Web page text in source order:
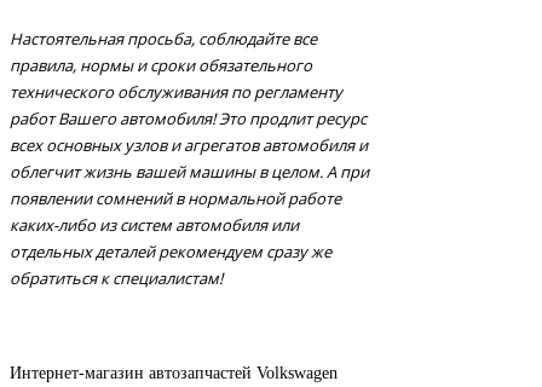
Настоятельная просьба, соблюдайте все
правила, нормы и сроки обязательного
технического обслуживания по регламенту
работ Вашего автомобиля! Это продлит ресурс
всех основных узлов и агрегатов автомобиля и
облегчит жизнь вашей машины в целом. А при
появлении сомнений в нормальной работе
каких-либо из систем автомобиля или
отдельных деталей рекомендуем сразу же
обратиться к специалистам!
Интернет-магазин автозапчастей Volkswagen